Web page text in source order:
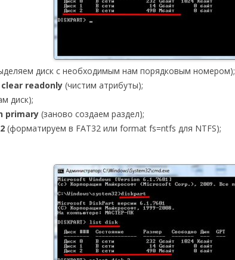
диск с необходимым нам порядковым номером);
readonly (чистим атрибуты);
диск);
primary (заново создаем раздел);
(форматируем в FAT32 или format fs=ntfs для NTFS);